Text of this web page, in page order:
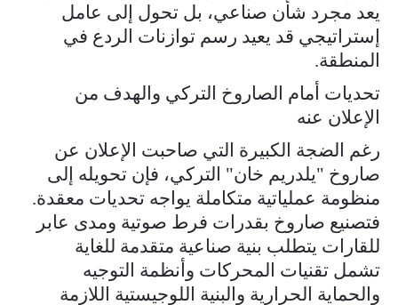
يعد مجرد شأن صناعي، بل تحول إلى عامل
إستراتيجي قد يعيد رسم توازنات الردع في
المنطقة.
تحديات أمام الصاروخ التركي والهدف من
الإعلان عنه
رغم الضجة الكبيرة التي صاحبت الإعلان عن
صاروخ "يلدريم خان" التركي، فإن تحويله إلى
منظومة عملياتية متكاملة يواجه تحديات معقدة.
فتصنيع صاروخ بقدرات فرط صوتية ومدى عابر
للقارات يتطلب بنية صناعية متقدمة للغاية
تشمل تقنيات المحركات وأنظمة التوجيه
والحماية الحرارية والبنية اللوجيستية اللازمة